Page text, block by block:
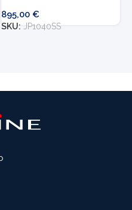
895,00 €
SKU: JP1040SS